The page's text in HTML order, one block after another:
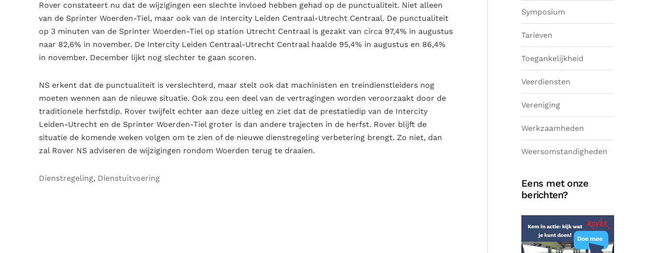
Rover constateert nu dat de wijzigingen een slechte invloed hebben gehad op de punctualiteit. Niet alleen
van de Sprinter Woerden-Tiel, maar ook van de Intercity Leiden Centraal-Utrecht Centraal. De punctualiteit
op 3 minuten van de Sprinter Woerden-Tiel op station Utrecht Centraal is gezakt van circa 97,4% in augustus
naar 82,6% in november. De Intercity Leiden Centraal-Utrecht Centraal haalde 95,4% in augustus en 86,4%
in november. December lijkt nog slechter te gaan scoren.
NS erkent dat de punctualiteit is verslechterd, maar stelt ook dat machinisten en treindienstleiders nog
moeten wennen aan de nieuwe situatie. Ook zou een deel van de vertragingen worden veroorzaakt door de
traditionele herfstdip. Rover twijfelt echter aan deze uitleg en ziet dat de prestatiedip van de Intercity
Leiden-Utrecht en de Sprinter Woerden-Tiel groter is dan andere trajecten in de herfst. Rover blijft de
situatie de komende weken volgen om te zien of de nieuwe dienstregeling verbetering brengt. Zo niet, dan
zal Rover NS adviseren de wijzigingen rondom Woerden terug te draaien.
Dienstregeling, Dienstuitvoering
Symposium
Tarieven
Toegankelijkheid
Veerdiensten
Vereniging
Werkzaamheden
Weersomstandigheden
Eens met onze
berichten?